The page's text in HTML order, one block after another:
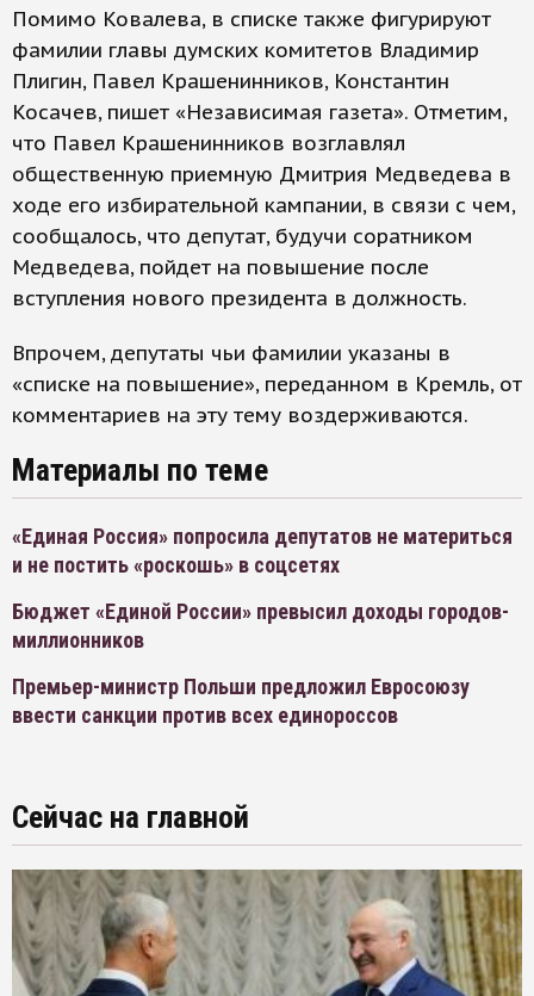
Помимо Ковалева, в списке также фигурируют
фамилии главы думских комитетов Владимир
Плигин, Павел Крашенинников, Константин
Косачев, пишет «Независимая газета». Отметим,
что Павел Крашенинников возглавлял
общественную приемную Дмитрия Медведева в
ходе его избирательной кампании, в связи с чем,
сообщалось, что депутат, будучи соратником
Медведева, пойдет на повышение после
вступления нового президента в должность.
Впрочем, депутаты чьи фамилии указаны в
«списке на повышение», переданном в Кремль, от
комментариев на эту тему воздерживаются.
Материалы по теме
«Единая Россия» попросила депутатов не материться
и не постить «роскошь» в соцсетях
Бюджет «Единой России» превысил доходы городов-
миллионников
Премьер-министр Польши предложил Евросоюзу
ввести санкции против всех единороссов
Сейчас на главной